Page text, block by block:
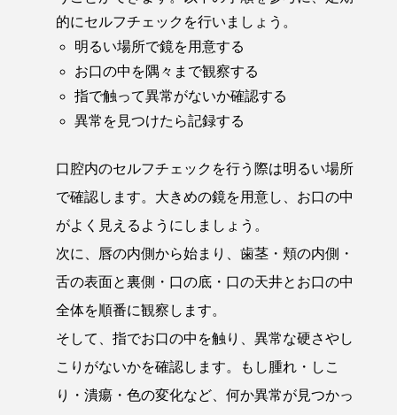
的にセルフチェックを行いましょう。
明るい場所で鏡を用意する
お口の中を隅々まで観察する
指で触って異常がないか確認する
異常を見つけたら記録する
口腔内のセルフチェックを行う際は明るい場所
で確認します。大きめの鏡を用意し、お口の中
がよく見えるようにしましょう。
次に、唇の内側から始まり、歯茎・頬の内側・
舌の表面と裏側・口の底・口の天井とお口の中
全体を順番に観察します。
そして、指でお口の中を触り、異常な硬さやし
こりがないかを確認します。もし腫れ・しこ
り・潰瘍・色の変化など、何か異常が見つかっ